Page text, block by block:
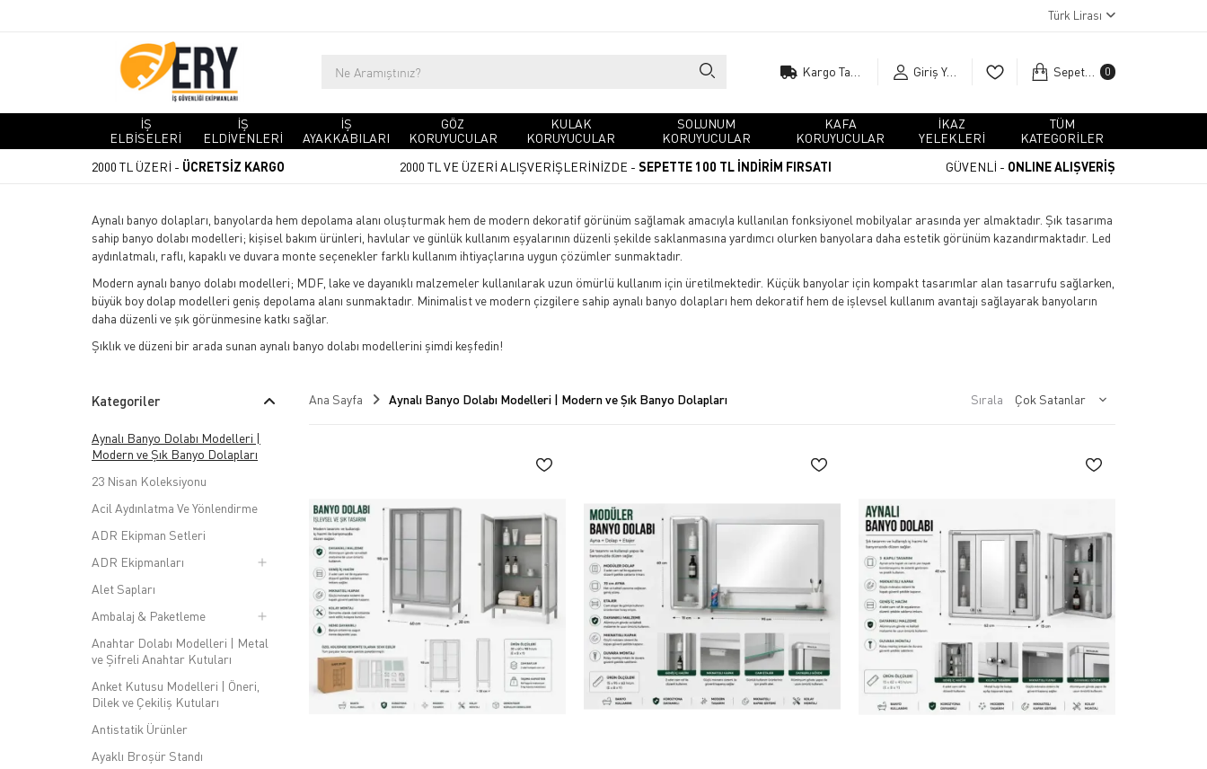
Türk Lirası
Giriş Yap Sepetim 0
İŞ
ELBİSELERİ
İŞ
ELDİVENLERİ
İŞ
AYAKKABILARI
GÖZ
KORUYUCULAR
KULAK
KORUYUCULAR
SOLUNUM
KORUYUCULAR
KAFA
KORUYUCULAR
İKAZ
YELEKLERİ
TÜM
KATEGORİLER
2000 TL ÜZERİ - ÜCRETSİZ KARGO 2000 TL VE ÜZERİ ALIŞVERİŞLERİNİZDE - SEPETTE 100 TL İNDİRİM FIRSATI GÜVENLİ - ONLINE ALIŞVERİŞ
Aynalı banyo dolapları, banyolarda hem depolama alanı oluşturmak hem de modern dekoratif görünüm sağlamak amacıyla kullanılan fonksiyonel mobilyalar arasında yer almaktadır. Şık tasarıma
sahip banyo dolabı modelleri; kişisel bakım ürünleri, havlular ve günlük kullanım eşyalarının düzenli şekilde saklanmasına yardımcı olurken banyolara daha estetik görünüm kazandırmaktadır. Led
aydınlatmalı, raflı, kapaklı ve duvara monte seçenekler farklı kullanım ihtiyaçlarına uygun çözümler sunmaktadır.
Modern aynalı banyo dolabı modelleri; MDF, lake ve dayanıklı malzemeler kullanılarak uzun ömürlü kullanım için üretilmektedir. Küçük banyolar için kompakt tasarımlar alan tasarrufu sağlarken,
büyük boy dolap modelleri geniş depolama alanı sunmaktadır. Minimalist ve modern çizgilere sahip aynalı banyo dolapları hem dekoratif hem de işlevsel kullanım avantajı sağlayarak banyoların
daha düzenli ve şık görünmesine katkı sağlar.
Şıklık ve düzeni bir arada sunan aynalı banyo dolabı modellerini şimdi keşfedin!
Kategoriler
Aynalı Banyo Dolabı Modelleri |
Modern ve Şık Banyo Dolapları
23 Nisan Koleksiyonu
Acil Aydınlatma Ve Yönlendirme
ADR Ekipman Setleri
ADR Ekipmanları
Alet Sapları
Ambalaj & Paketleme
Anahtar Dolabı Modelleri | Metal
ve Şifreli Anahtar Kutuları
Anket Kutusu Modelleri | Öneri,
Dilek ve Çekiliş Kutuları
Antistatik Ürünler
Ayaklı Broşür Standı
Ana Sayfa Aynalı Banyo Dolabı Modelleri | Modern ve Şık Banyo Dolapları Sırala